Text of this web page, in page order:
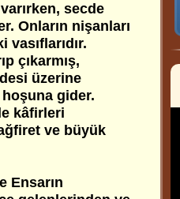
secde
Onların nişanları
çıkarmış,
üzerine
gider.
kâfirleri
ve büyük
Ensarın